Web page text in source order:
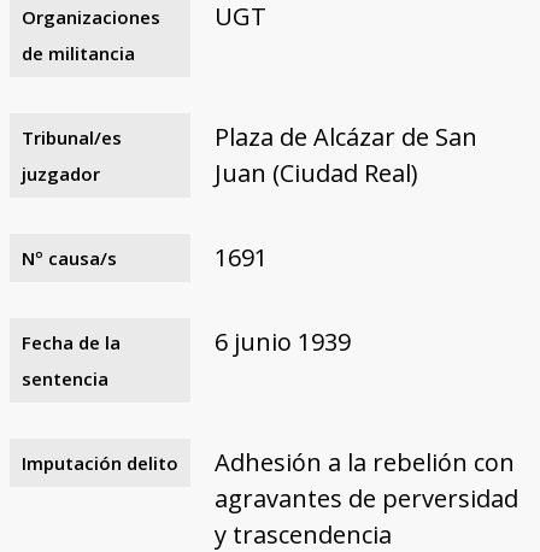
Organizaciones
de militancia
UGT
Tribunal/es
juzgador
Plaza de Alcázar de San
Juan (Ciudad Real)
Nº causa/s 1691
Fecha de la
sentencia
6 junio 1939
Imputación delito
Adhesión a la rebelión con
agravantes de perversidad
y trascendencia